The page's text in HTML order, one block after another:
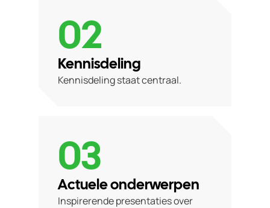
02
Kennisdeling
Kennisdeling staat centraal.
03
Actuele onderwerpen
Inspirerende presentaties over